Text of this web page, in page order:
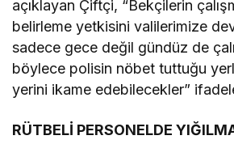
açıklayan Çiftçi, “Bekçilerin
belirleme yetkisini valilerimize
sadece gece değil gündüz de
böylece polisin nöbet tuttuğu
yerini ikame edebilecekler”
RÜTBELİ PERSONELDE